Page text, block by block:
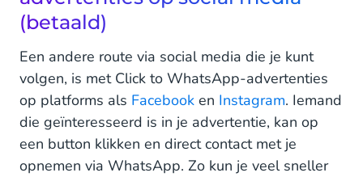
(betaald)
Een andere route via social media die je kunt
volgen, is met Click to WhatsApp-advertenties
op platforms als Facebook en Instagram. Iemand
die geïnteresseerd is in je advertentie, kan op
een button klikken en direct contact met je
opnemen via WhatsApp. Zo kun je veel sneller